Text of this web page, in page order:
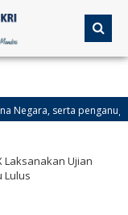
penganugerahan
Laksanakan Ujian
Lulus